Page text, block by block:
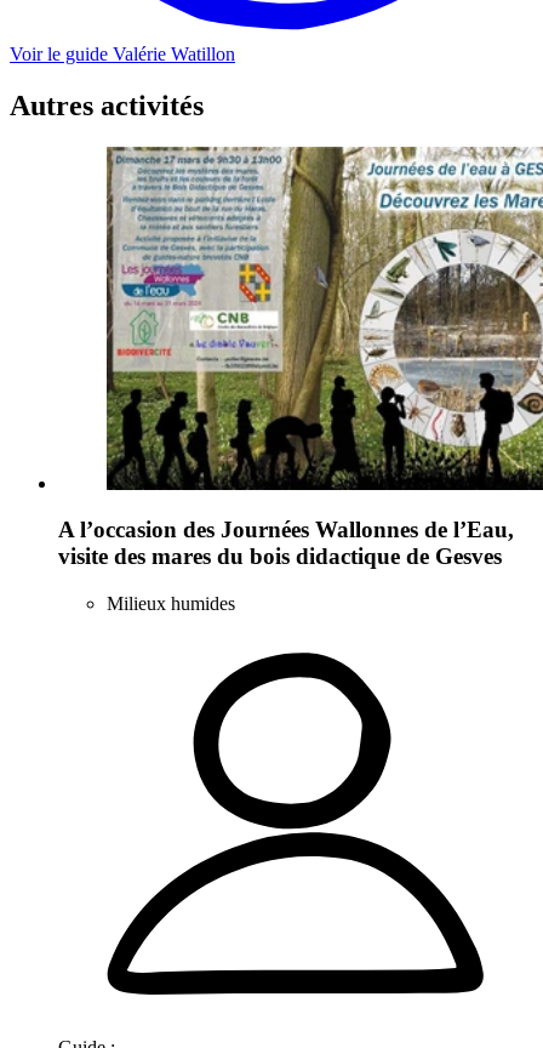
Voir le guide Valérie Watillon
Autres activités
A l’occasion des Journées Wallonnes de l’Eau,
visite des mares du bois didactique de Gesves
Milieux humides